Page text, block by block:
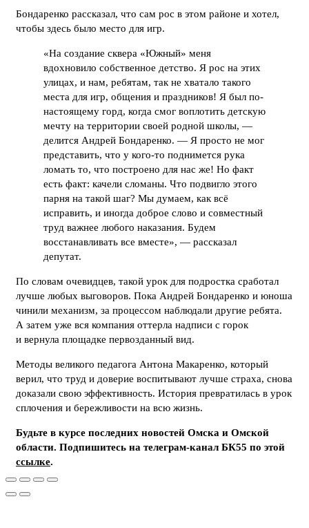
Бондаренко рассказал, что сам рос в этом районе и хотел,
чтобы здесь было место для игр.
«На создание сквера «Южный» меня
вдохновило собственное детство. Я рос на этих
улицах, и нам, ребятам, так не хватало такого
места для игр, общения и праздников! Я был по-
настоящему горд, когда смог воплотить детскую
мечту на территории своей родной школы, —
делится Андрей Бондаренко. — Я просто не мог
представить, что у кого-то поднимется рука
ломать то, что построено для нас же! Но факт
есть факт: качели сломаны. Что подвигло этого
парня на такой шаг? Мы думаем, как всё
исправить, и иногда доброе слово и совместный
труд важнее любого наказания. Будем
восстанавливать все вместе», — рассказал
депутат.
По словам очевидцев, такой урок для подростка сработал
лучше любых выговоров. Пока Андрей Бондаренко и юноша
чинили механизм, за процессом наблюдали другие ребята.
А затем уже вся компания оттерла надписи с горок
и вернула площадке первозданный вид.
Методы великого педагога Антона Макаренко, который
верил, что труд и доверие воспитывают лучше страха, снова
доказали свою эффективность. История превратилась в урок
сплочения и бережливости на всю жизнь.
Будьте в курсе последних новостей Омска и Омской
области. Подпишитесь на телеграм-канал БК55 по этой
ссылке.